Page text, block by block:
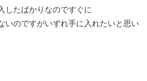
したばかりなのですぐに
いのですがいずれ手に入れたいと思い